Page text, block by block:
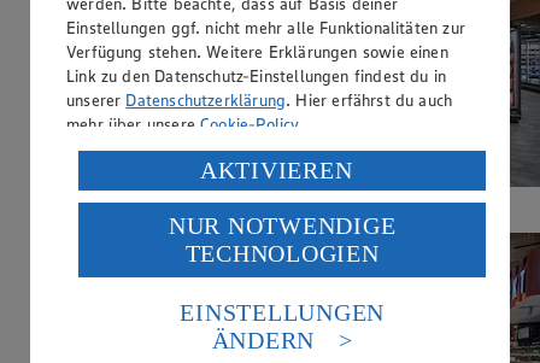
Milchprodukte
Einstellungen ggf. nicht mehr alle Funktionalitäten zur
Verfügung stehen. Weitere Erklärungen sowie einen
Link zu den Datenschutz-Einstellungen findest du in
unserer Datenschutzerklärung. Hier erfährst du auch
mehr über unsereCookie-Policy.
Verarbeitung deiner personenbezogenen Daten in den
USA durch Facebook und YouTube:
Wenn du auf „Aktivieren“ klickst, willigst du im Sinne
des Art. 49 Abs. 1 Satz 1 lit. a) DSGVO ein, dass deine
Daten in den USA verarbeitet werden. Der EuGH sieht
die USA als Land mit einem nach europäischen
Standards nicht angemessenen Datenschutzniveau an.
Es besteht das Risiko eines Zugriffs durch US-
AKTIVIEREN
NUR NOTWENDIGE
TECHNOLOGIEN
EINSTELLUNGEN
ÄNDERN